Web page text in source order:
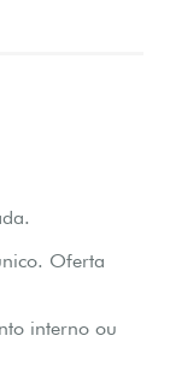
Oferta
interno ou